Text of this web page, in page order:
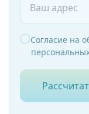
Согласие на